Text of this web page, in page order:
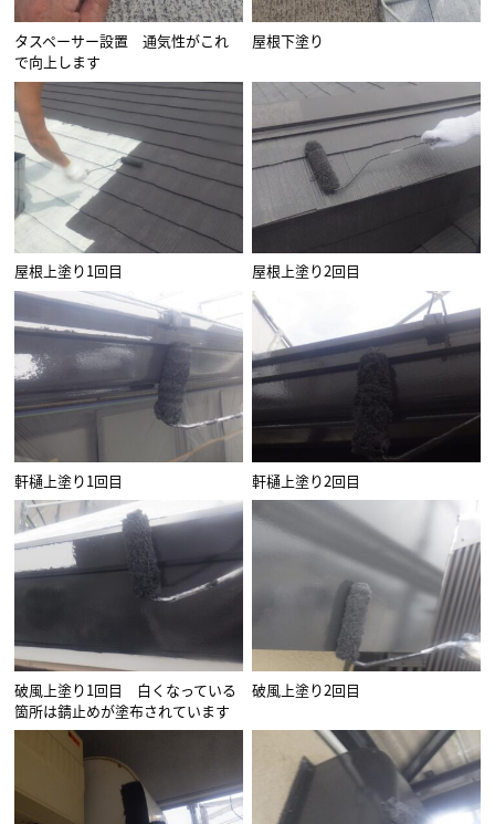
タスペーサー設置 通気性がこれ
で向上します
屋根下塗り
屋根上塗り1回目 屋根上塗り2回目
軒樋上塗り1回目 軒樋上塗り2回目
破風上塗り1回目 白くなっている
箇所は錆止めが塗布されています
破風上塗り2回目